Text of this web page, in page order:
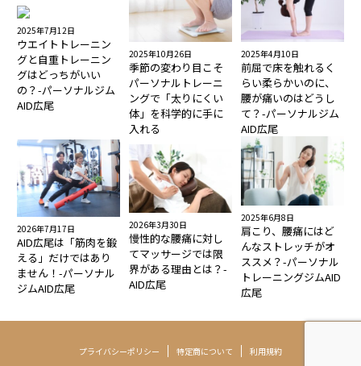
2025年7月12日
ウエイトトレーニン
グと自重トレーニン
グはどっちがいい
の？-パーソナルジム
AID広尾
2025年10月26日
季節の変わり目こそ
パーソナルトレーニ
ングで「太りにくい
体」を科学的に手に
入れる
2025年4月10日
前屈で床を触れるく
らい柔らかいのに、
腰が痛いのはどうし
て？-パーソナルジム
AID広尾
2026年7月17日
AID広尾は「筋肉を鍛
える」だけではあり
ません！-パーソナル
ジムAID広尾
2026年3月30日
慢性的な腰痛に対し
てマッサージでは限
界がある理由とは？-
AID広尾
2025年6月8日
肩こり、腰痛にはど
んなストレッチがオ
ススメ？-パーソナル
トレーニングジムAID
広尾
プライバシーポリシー 特定商について 利用規約